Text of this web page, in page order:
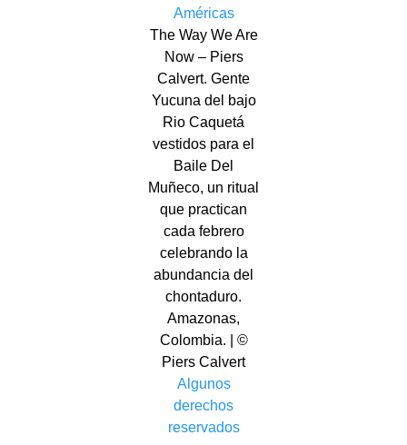
Américas
The Way We Are
Now – Piers
Calvert. Gente
Yucuna del bajo
Rio Caquetá
vestidos para el
Baile Del
Muñeco, un ritual
que practican
cada febrero
celebrando la
abundancia del
chontaduro.
Amazonas,
Colombia. | ©
Piers Calvert
Algunos
derechos
reservados